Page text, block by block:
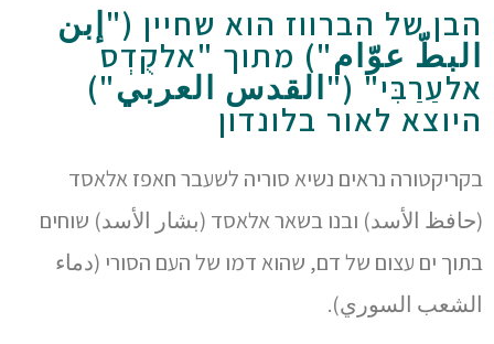
הבן של הברווז הוא שחיין ("إبن
البطّ عوّام") מתוך "אלקֻדְס
אלעַרַבִּי" ("القدس العربي")
היוצא לאור בלונדון
בקריקטורה נראים נשיא סוריה לשעבר חאפז אלאסד
(حافظ الأسد) ובנו בשאר אלאסד (بشار الأسد) שוחים
בתוך ים עצום של דם, שהוא דמו של העם הסורי (دماء
الشعب السوري).